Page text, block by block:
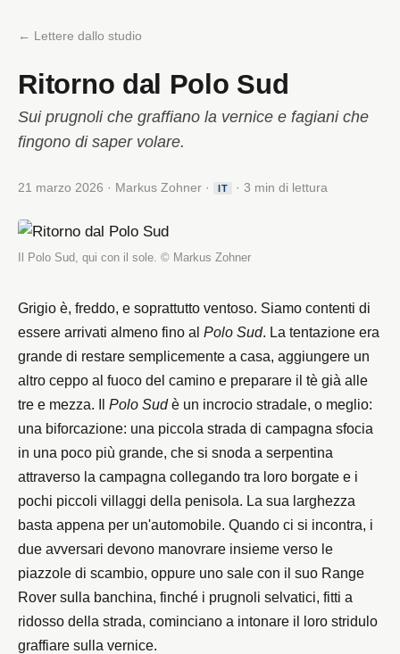
← Lettere dallo studio
Ritorno dal Polo Sud
Sui prugnoli che graffiano la vernice e fagiani che
fingono di saper volare.
21 marzo 2026 · Markus Zohner · IT · 3 min di lettura
Il Polo Sud, qui con il sole. © Markus Zohner
Grigio è, freddo, e soprattutto ventoso. Siamo contenti di
essere arrivati almeno fino alPolo Sud. La tentazione era
grande di restare semplicemente a casa, aggiungere un
altro ceppo al fuoco del camino e preparare il tè già alle
tre e mezza. IlPolo Sudè un incrocio stradale, o meglio:
una biforcazione: una piccola strada di campagna sfocia
in una poco più grande, che si snoda a serpentina
attraverso la campagna collegando tra loro borgate e i
pochi piccoli villaggi della penisola. La sua larghezza
basta appena per un'automobile. Quando ci si incontra, i
due avversari devono manovrare insieme verso le
piazzole di scambio, oppure uno sale con il suo Range
Rover sulla banchina, finché i prugnoli selvatici, fitti a
ridosso della strada, cominciano a intonare il loro stridulo
graffiare sulla vernice.